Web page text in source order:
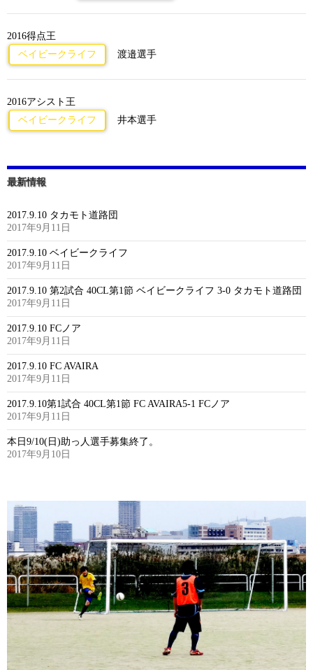
2016得点王
ベイビークライフ
渡邉選手
2016アシスト王
ベイビークライフ
井本選手
最新情報
2017.9.10 タカモト道路団
2017年9月11日
2017.9.10 ベイビークライフ
2017年9月11日
2017.9.10 第2試合 40CL第1節 ベイビークライフ 3-0 タカモト道路団
2017年9月11日
2017.9.10 FCノア
2017年9月11日
2017.9.10 FC AVAIRA
2017年9月11日
2017.9.10第1試合 40CL第1節 FC AVAIRA5-1 FCノア
2017年9月11日
本日9/10(日)助っ人選手募集終了。
2017年9月10日